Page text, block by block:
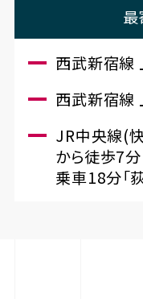
最
西武新宿線
西武新宿線
JR中央線(
から徒歩7分
乗車18分「